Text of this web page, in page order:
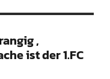
,
ist der 1.FC